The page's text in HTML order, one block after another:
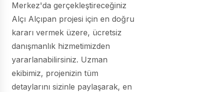
Merkez'da gerçekleştireceğiniz
Alçı Alçıpan projesi için en doğru
kararı vermek üzere, ücretsiz
danışmanlık hizmetimizden
yararlanabilirsiniz. Uzman
ekibimiz, projenizin tüm
detaylarını sizinle paylaşarak, en